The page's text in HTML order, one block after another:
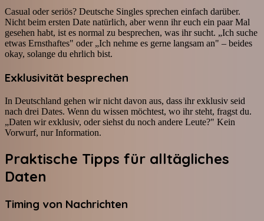
Casual oder seriös? Deutsche Singles sprechen einfach darüber.
Nicht beim ersten Date natürlich, aber wenn ihr euch ein paar Mal
gesehen habt, ist es normal zu besprechen, was ihr sucht. „Ich suche
etwas Ernsthaftes" oder „Ich nehme es gerne langsam an" – beides
okay, solange du ehrlich bist.
Exklusivität besprechen
In Deutschland gehen wir nicht davon aus, dass ihr exklusiv seid
nach drei Dates. Wenn du wissen möchtest, wo ihr steht, fragst du.
„Daten wir exklusiv, oder siehst du noch andere Leute?" Kein
Vorwurf, nur Information.
Praktische Tipps für alltägliches
Daten
Timing von Nachrichten